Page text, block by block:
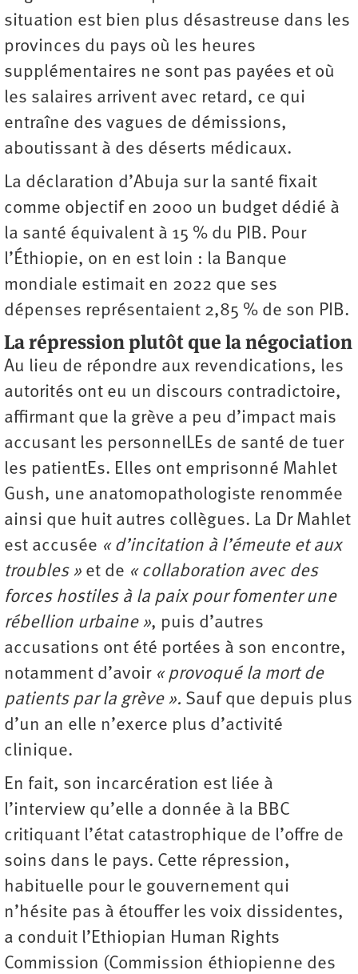
situation est bien plus désastreuse dans les
provinces du pays où les heures
supplémentaires ne sont pas payées et où
les salaires arrivent avec retard, ce qui
entraîne des vagues de démissions,
aboutissant à des déserts médicaux.
La déclaration d’Abuja sur la santé fixait
comme objectif en 2000 un budget dédié à
la santé équivalent à 15 % du PIB. Pour
l’Éthiopie, on en est loin : la Banque
mondiale estimait en 2022 que ses
dépenses ­représentaient 2,85 % de son PIB.
La répression plutôt que la négociation
Au lieu de répondre aux revendications, les
autorités ont eu un discours contradictoire,
affirmant que la grève a peu d’impact mais
accusant les personnelLEs de santé de tuer
les patientEs. Elles ont emprisonné Mahlet
Gush, une anatomopathologiste renommée
ainsi que huit autres collègues. La Dr Mahlet
est accusée « d’incitation à l’émeute et aux
troubles » et de « collaboration avec des
forces hostiles à la paix pour fomenter une
rébellion urbaine », puis d’autres
accusations ont été portées à son encontre,
notamment d’avoir « provoqué la mort de
patients par la grève ». Sauf que depuis plus
d’un an elle n’exerce plus d’activité
clinique.
En fait, son incarcération est liée à
l’interview qu’elle a donnée à la BBC
critiquant l’état catastrophique de l’offre de
soins dans le pays. Cette répression,
habituelle pour le gouvernement qui
n’hésite pas à étouffer les voix dissidentes,
a conduit l’Ethiopian Human Rights
Commission (Commission éthiopienne des